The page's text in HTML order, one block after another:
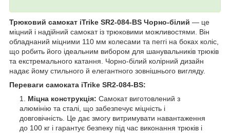
Трюковий самокат iTrike SR2-084-BS Чорно-білий — це
міцний і надійний самокат із трюковими можливостями. Він
обладнаний міцними 110 мм колесами та пеггі на боках коліс,
що робить його ідеальним вибором для шанувальників трюків
та екстремального катання. Чорно-білий колірний дизайн
надає йому стильного й елегантного зовнішнього вигляду.
Переваги самоката iTrike SR2-084-BS:
Міцна конструкція: Самокат виготовлений з
алюмінію та сталі, що забезпечує міцність і
довговічність. Це дає змогу витримувати навантаження
до 100 кг і гарантує безпеку під час виконання трюків і